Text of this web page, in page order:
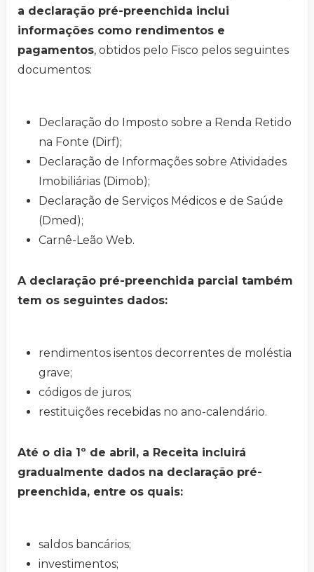
a declaração pré-preenchida inclui
informações como rendimentos e
pagamentos, obtidos pelo Fisco pelos seguintes
documentos:
Declaração do Imposto sobre a Renda Retido
na Fonte (Dirf);
Declaração de Informações sobre Atividades
Imobiliárias (Dimob);
Declaração de Serviços Médicos e de Saúde
(Dmed);
Carnê-Leão Web.
A declaração pré-preenchida parcial também
tem os seguintes dados:
rendimentos isentos decorrentes de moléstia
grave;
códigos de juros;
restituições recebidas no ano-calendário.
Até o dia 1º de abril, a Receita incluirá
gradualmente dados na declaração pré-
preenchida, entre os quais:
saldos bancários;
investimentos;